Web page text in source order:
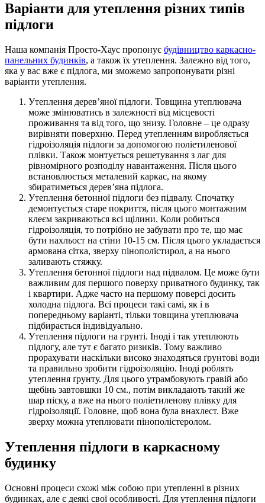
Варіанти для утеплення різних типів
підлоги
Наша компанія Просто-Хаус пропонує будівництво каркасно-
панельних будинків, а також їх утеплення. Залежно від того,
яка у вас вже є підлога, ми зможемо запропонувати різні
варіанти утеплення.
Утеплення дерев’яної підлоги. Товщина утеплювача
може змінюватись в залежності від місцевості
проживання та від того, що знизу. Головне – це одразу
вирівняти поверхню. Перед утепленням виробляється
гідроізоляція підлоги за допомогою поліетиленової
плівки. Також монтується решетування з лаг для
рівномірного розподілу навантаження. Після цього
встановлюється металевий каркас, на якому
збиратиметься дерев’яна підлога.
Утеплення бетонної підлоги без підвалу. Спочатку
демонтується старе покриття, після цього монтажним
клеєм закриваються всі щілини. Коли робиться
гідроізоляція, то потрібно не забувати про те, що має
бути нахльост на стіни 10-15 см. Після цього укладається
армована сітка, зверху пінополістирол, а на нього
заливають стяжку.
Утеплення бетонної підлоги над підвалом. Це може бути
важливим для першого поверху приватного будинку, так
і квартири. Адже часто на першому поверсі досить
холодна підлога. Всі процеси такі самі, як і в
попередньому варіанті, тільки товщина утеплювача
підбирається індивідуально.
Утеплення підлоги на грунті. Іноді і так утеплюють
підлогу, але тут є багато ризиків. Тому важливо
прорахувати наскільки високо знаходяться ґрунтові води
та правильно зробити гідроізоляцію. Іноді роблять
утеплення ґрунту. Для цього утрамбовують гравій або
щебінь завтовшки 10 см., потім викладають такий же
шар піску, а вже на нього поліетиленову плівку для
гідроізоляції. Головне, щоб вона була внахлест. Вже
зверху можна утеплювати пінополістеролом.
Утеплення підлоги в каркасному
будинку
Основні процеси схожі між собою при утепленні в різних
будинках, але є деякі свої особливості. Для утеплення підлоги